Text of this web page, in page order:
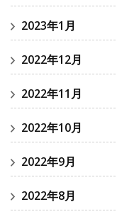
2023年1月
2022年12月
2022年11月
2022年10月
2022年9月
2022年8月